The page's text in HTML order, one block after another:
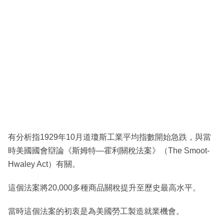
有分析指1929年10月道瓊斯工業平均指數開始急跌，與當
時美國國會辯論《斯姆特—霍利關稅法案》（The Smoot-
Hwaley Act）有關。
這個法案將20,000多種商品關稅提升至歷史最高水平。
當時這個法案的初衷是為美國勞工製造就業機會。